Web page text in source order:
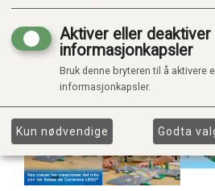
Aktiver eller deaktiver
informasjonkapsler
Bruk denne bryteren til å aktivere
informasjonkapsler.
Kun nødvendige Godta